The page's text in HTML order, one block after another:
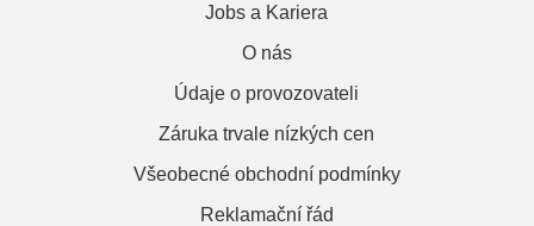
Jobs a Kariera
O nás
Údaje o provozovateli
Záruka trvale nízkých cen
Všeobecné obchodní podmínky
Reklamační řád